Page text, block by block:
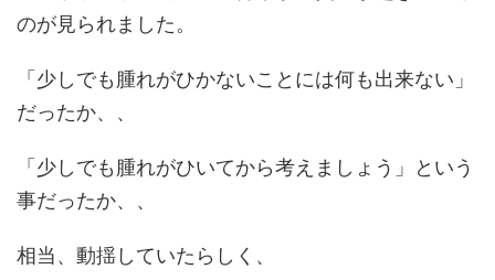
のが見られました。
「少しでも腫れがひかないことには何も出来ない」
だったか、、
「少しでも腫れがひいてから考えましょう」という
事だったか、、
相当、動揺していたらしく、